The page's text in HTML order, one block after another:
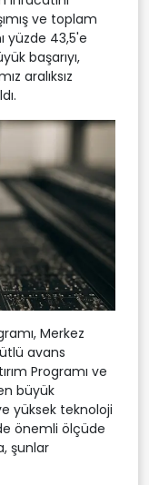
ve toplam
yüzde 43,5'e
başarıyı,
aralıksız
Merkez
avans
Programı ve
büyük
yüksek teknoloji
önemli ölçüde
şunlar